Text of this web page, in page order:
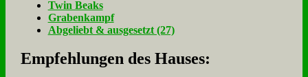
Twin Beaks
Gra­ben­kampf
Ab­ge­liebt & aus­ge­setzt (27)
Empfehlungen des Hauses: